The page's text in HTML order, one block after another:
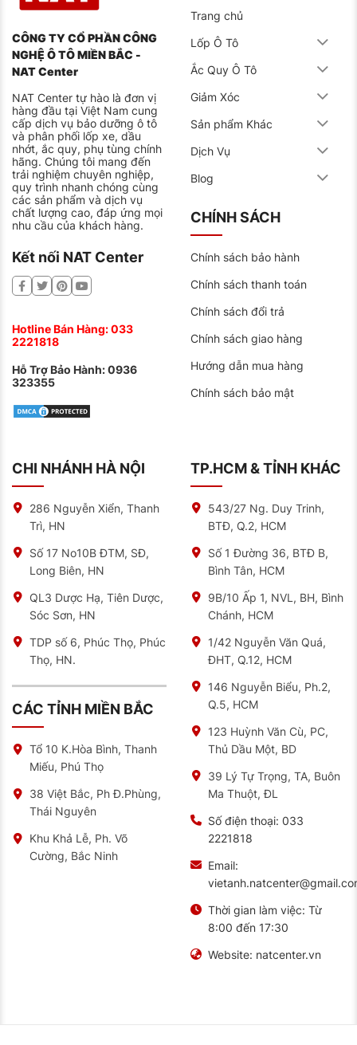
CÔNG TY CỔ PHẦN CÔNG
NGHỆ Ô TÔ MIỀN BẮC -
NAT Center
NAT Center tự hào là đơn vị
hàng đầu tại Việt Nam cung
cấp dịch vụ bảo dưỡng ô tô
và phân phối lốp xe, dầu
nhớt, ắc quy, phụ tùng chính
hãng. Chúng tôi mang đến
trải nghiệm chuyên nghiệp,
quy trình nhanh chóng cùng
các sản phẩm và dịch vụ
chất lượng cao, đáp ứng mọi
nhu cầu của khách hàng.
Kết nối NAT Center
Hotline Bán Hàng:033
2221818
Hỗ Trợ Bảo Hành:0936
323355
Trang chủ
Lốp Ô Tô
Ắc Quy Ô Tô
Giảm Xóc
Sản phẩm Khác
Dịch Vụ
Blog
CHÍNH SÁCH
Chính sách bảo hành
Chính sách thanh toán
Chính sách đổi trả
Chính sách giao hàng
Hướng dẫn mua hàng
Chính sách bảo mật
CHI NHÁNH HÀ NỘI
286 Nguyễn Xiển, Thanh
Trì, HN
Số 17 No10B ĐTM, SĐ,
Long Biên, HN
QL3 Dược Hạ, Tiên Dược,
Sóc Sơn, HN
TDP số 6, Phúc Thọ, Phúc
Thọ, HN.
CÁC TỈNH MIỀN BẮC
Tổ 10 K.Hòa Bình, Thanh
Miếu, Phú Thọ
38 Việt Bắc, Ph Đ.Phùng,
Thái Nguyên
Khu Khả Lễ, Ph. Võ
Cường, Bắc Ninh
TP.HCM & TỈNH KHÁC
543/27 Ng. Duy Trinh,
BTĐ, Q.2, HCM
Số 1 Đường 36, BTĐ B,
Bình Tân, HCM
9B/10 Ấp 1, NVL, BH, Bình
Chánh, HCM
1/42 Nguyễn Văn Quá,
ĐHT, Q.12, HCM
146 Nguyễn Biểu, Ph.2,
Q.5, HCM
123 Huỳnh Văn Cù, PC,
Thủ Dầu Một, BD
39 Lý Tự Trọng, TA, Buôn
Ma Thuột, ĐL
Số điện thoại: 033
2221818
Email:
Thời gian làm việc: Từ
8:00 đến 17:30
Website: natcenter.vn